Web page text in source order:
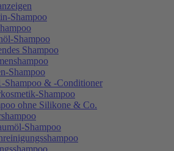
Shampoo
Shampoo
Shampoo
Shampoo
Shampoo & -Conditioner
Shampoo
ohne Silikone & Co.
Shampoo